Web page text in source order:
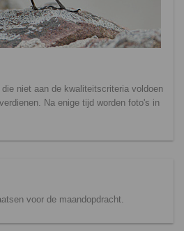
niet aan de kwaliteitscriteria voldoen
Na enige tijd worden foto's in
voor de maandopdracht.